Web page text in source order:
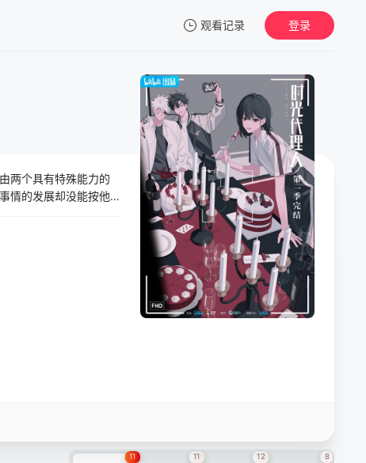
观看记录
暂无观看影片的记录
登录
两个具有特殊能力的
情的发展却没能按他
照片，然而事情的发
11 11 12 8